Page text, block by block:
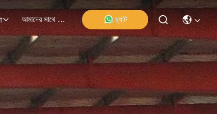
আমাদের সাথে যোগাযোগ চ্যাট